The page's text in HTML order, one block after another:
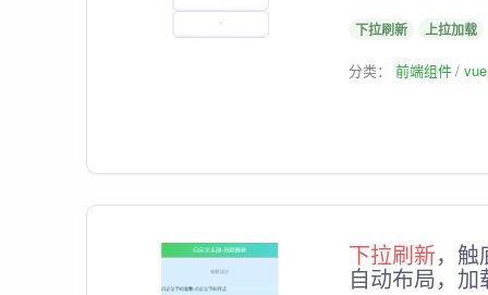
下拉刷新 上拉加载
分类：前端组件
下拉刷新，
自动布局，